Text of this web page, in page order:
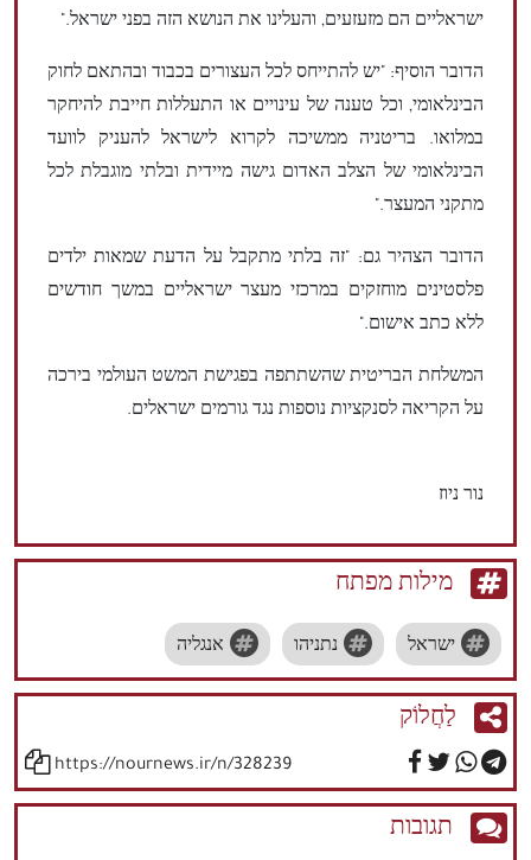
ישראליים הם מזעזעים, והעלינו את הנושא הזה בפני ישראל."
הדובר הוסיף: "יש להתייחס לכל העצורים בכבוד ובהתאם לחוק
הבינלאומי, וכל טענה של עינויים או התעללות חייבת להיחקר
במלואו. בריטניה ממשיכה לקרוא לישראל להעניק לוועד
הבינלאומי של הצלב האדום גישה מיידית ובלתי מוגבלת לכל
מתקני המעצר."
הדובר הצהיר גם: "זה בלתי מתקבל על הדעת שמאות ילדים
פלסטינים מוחזקים במרכזי מעצר ישראליים במשך חודשים
ללא כתב אישום."
המשלחת הבריטית שהשתתפה בפגישת המשט העולמי בירכה
על הקריאה לסנקציות נוספות נגד גורמים ישראלים.
נור ניוז
מילות מפתח
ישראל נתניהו אנגליה
לַחֲלוֹק
https://nournews.ir/n/328239
תגובות